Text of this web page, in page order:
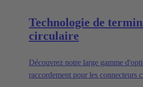
Technologie de
circulaire
Découvrez notre large gamme
raccordement pour les connecteurs